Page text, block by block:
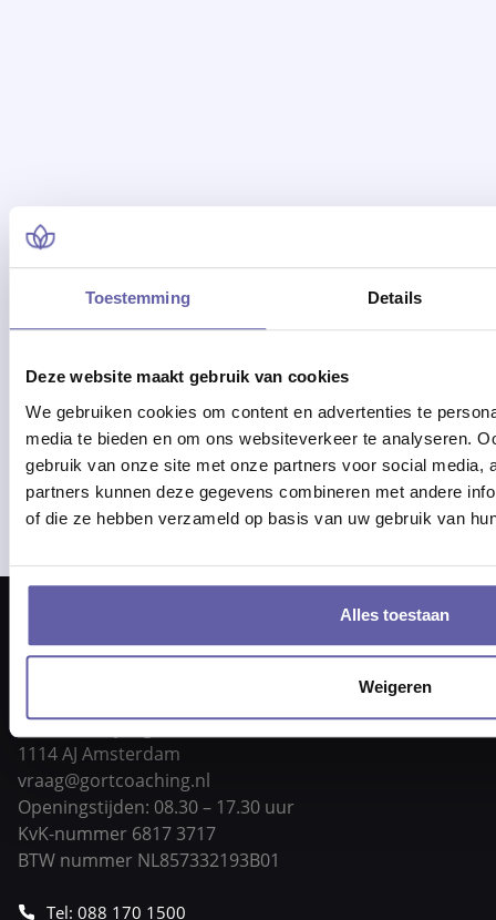
Toestemming Details
Deze website maakt gebruik van cookies
We gebruiken cookies om content en advertenties te
media te bieden en om ons websiteverkeer te analyseren.
gebruik van onze site met onze partners voor social media,
partners kunnen deze gegevens combineren met andere
of die ze hebben verzameld op basis van uw gebruik van
Alles toestaan
Weigeren
20/04/2026
Vergroot je geluksgevoel met 3
eenvoudige timemanagement tips
Nu lezen
Pieter Braaijweg 203
1114 AJ Amsterdam
vraag@gortcoaching.nl
Openingstijden: 08.30 – 17.30 uur
KvK-nummer 6817 3717
BTW nummer NL857332193B01
Tel: 088 170 1500